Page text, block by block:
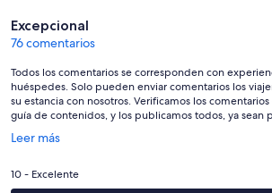
Comentarios
Excepcional
76 comentarios
Todos los comentarios se corresponden con
huéspedes. Solo pueden enviar comentarios los
su estancia con nosotros. Verificamos los
guía de contenidos, y los publicamos todos, ya sean
Leer más
Se
en
una
68
10 - Excelente